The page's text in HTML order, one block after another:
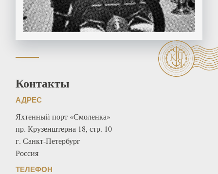
Контакты
АДРЕС
Яхтенный порт «Смоленка»
пр. Крузенштерна 18, стр. 10
г. Санкт-Петербург
Россия
ТЕЛЕФОН